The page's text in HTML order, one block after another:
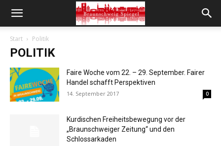
Start Politik
POLITIK
Faire Woche vom 22. – 29. September. Fairer
Handel schafft Perspektiven
14. September 2017 0
Kurdischen Freiheitsbewegung vor der
„Braunschweiger Zeitung“ und den
Schlossarkaden